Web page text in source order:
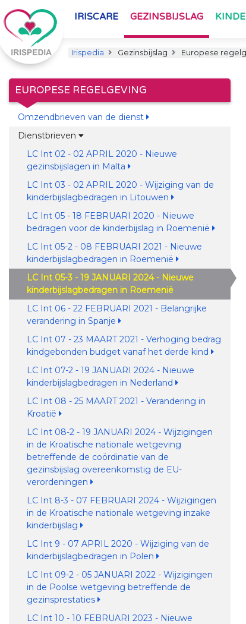
IRISCARE GEZINSBIJSLAG
Irispedia Gezinsbijslag Europese
EUROPESE REGELGEVING
Omzendbrieven van de dienst
Dienstbrieven
LC Int 02 - 02 APRIL 2020 - Nieuwe
gezinsbijslagen in Malta
LC Int 03 - 02 APRIL 2020 - Wijziging van de
kinderbijslagbedragen in Litouwen
LC Int 05 - 18 FEBRUARI 2020 - Nieuwe
bedragen voor de kinderbijslag in Roemenië
LC Int 05-2 - 08 FEBRUARI 2021 - Nieuwe
kinderbijslagbedragen in Roemenië
LC Int 05-3 - 19 JANUARI 2024 - Nieuwe
kinderbijslagbedragen in Roemenië
LC Int 06 - 22 FEBRUARI 2021 - Belangrijke
verandering in Spanje
LC Int 07 - 23 MAART 2021 - Verhoging bedrag
kindgebonden budget vanaf het derde kind
LC Int 07-2 - 19 JANUARI 2024 - Nieuwe
kinderbijslagbedragen in Nederland
LC Int 08 - 25 MAART 2021 - Verandering in
Kroatië
LC Int 08-2 - 19 JANUARI 2024 - Wijzigingen
in de Kroatische nationale wetgeving
betreffende de coördinatie van de
gezinsbijslag overeenkomstig de EU-
verordeningen
LC Int 8-3 - 07 FEBRUARI 2024 - Wijzigingen
in de Kroatische nationale wetgeving inzake
kinderbijslag
LC Int 9 - 07 APRIL 2020 - Wijziging van de
kinderbijslagbedragen in Polen
LC Int 09-2 - 05 JANUARI 2022 - Wijzigingen
in de Poolse wetgeving betreffende de
gezinsprestaties
LC Int 10 - 10 FEBRUARI 2023 - Nieuwe